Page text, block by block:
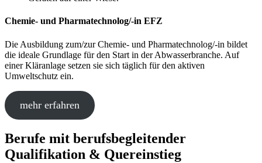
Chemie- und Pharmatechnolog/-in EFZ
Die Ausbildung zum/zur Chemie- und Pharmatechnolog/-in bildet
die ideale Grundlage für den Start in der Abwasserbranche. Auf
einer Kläranlage setzen sie sich täglich für den aktiven
Umweltschutz ein.
mehr erfahren
Berufe mit berufsbegleitender
Qualifikation & Quereinstieg